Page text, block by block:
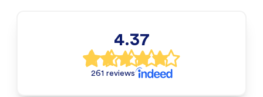
4.37
261 reviews